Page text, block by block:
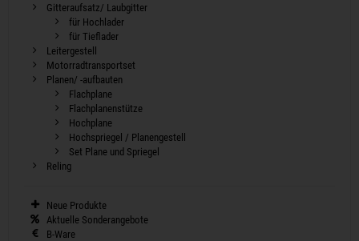
Gitteraufsatz/ Laubgitter
für Hochlader
für Tieflader
Leitergestell
Motorradtransportset
Planen/ -aufbauten
Flachplane
Flachplanenstütze
Hochplane
Hochspriegel / Planengestell
Set Plane und Spriegel
Reling
Neue Produkte
Aktuelle Sonderangebote
B-Ware